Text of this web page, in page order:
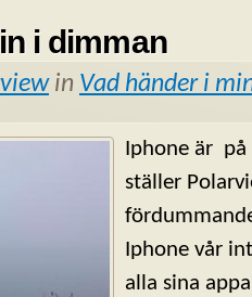
i dimman
in Vad händer i
Iphone är på
ställer
Iphone vår
alla sina